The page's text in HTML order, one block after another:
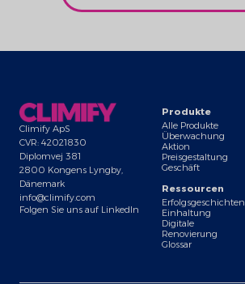
Climify ApS
CVR: 42021830
Diplomvej 381
2800 Kongens Lyngby,
Dänemark
info@climify.com
Folgen Sie uns auf LinkedIn
Produkte
Alle Produkte
Überwachung
Aktion
Preisgestaltung
Geschäft
Ressourcen
Erfolgsgeschichten
Einhaltung
Digitale
Renovierung
Glossar